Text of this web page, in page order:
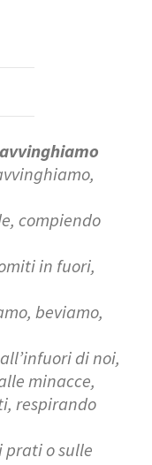
compiendo
in fuori,
beviamo,
di noi,
minacce,
respirando
prati o sulle